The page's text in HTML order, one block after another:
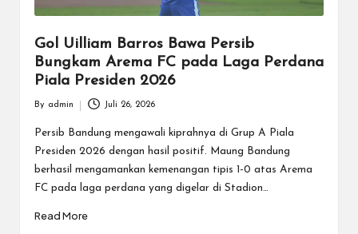
Gol Uilliam Barros Bawa Persib
Bungkam Arema FC pada Laga Perdana
Piala Presiden 2026
by
By admin Juli 26, 2026
Persib Bandung mengawali kiprahnya di Grup A Piala
Presiden 2026 dengan hasil positif. Maung Bandung
berhasil mengamankan kemenangan tipis 1-0 atas Arema
FC pada laga perdana yang digelar di Stadion…
Read More